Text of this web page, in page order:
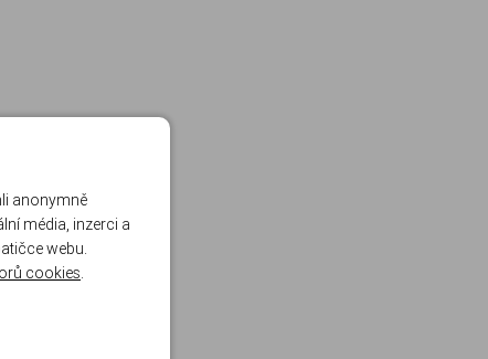
anonymně
média, inzerci a
webu.
cookies